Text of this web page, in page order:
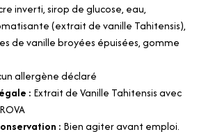
inverti, sirop de glucose, eau,
(extrait de vanille Tahitensis),
de vanille broyées épuisées, gomme
allergène déclaré
: Extrait de Vanille Tahitensis avec
: Bien agiter avant emploi.